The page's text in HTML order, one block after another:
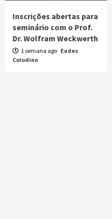
Inscrições abertas para
seminário com o Prof.
Dr. Wolfram Weckwerth
1 semana ago Eudes
Colodino